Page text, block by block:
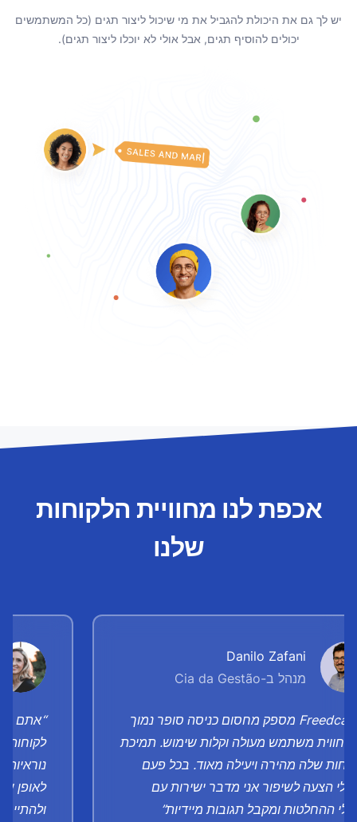
יש לך גם את היכולת להגביל את מי שיכול ליצור תגים (כל המשתמשים
יכולים להוסיף תגים, אבל אולי לא יוכלו ליצור תגים).
אכפת לנו מחוויית הלקוחות
שלנו
Danilo Zafani
מנהל ב-Cia da Gestão
“Freedcamp מספק מחסום כניסה סופר נמוך
חווית משתמש מעולה וקלות שימוש. תמיכת
שלה מהירה ויעילה מאוד. בכל פעם
לי הצעה לשיפור אני מדבר ישירות עם
ההחלטות ומקבל תגובות מיידיות”
“אתם
לאופן